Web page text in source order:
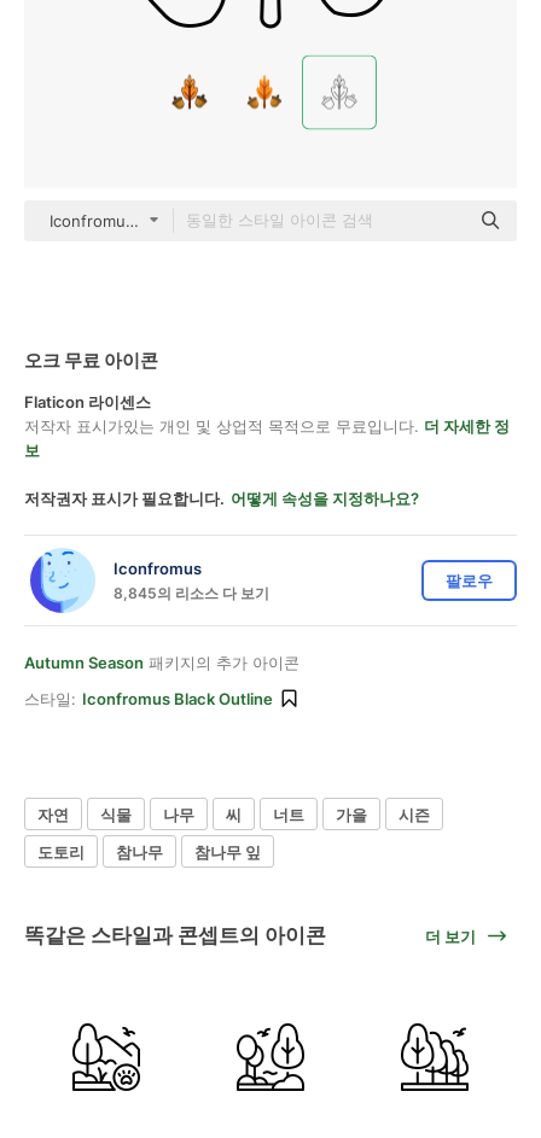
Iconfromus black outline
오크 무료 아이콘
Flaticon 라이센스
저작자 표시가있는 개인 및 상업적 목적으로 무료입니다. 더 자세한 정
보
저작권자 표시가 필요합니다. 어떻게 속성을 지정하나요?
Iconfromus
8,845의 리소스 다 보기
팔로우
Autumn Season 패키지의 추가 아이콘
스타일: Iconfromus Black Outline
자연 식물 나무 씨 너트 가을
시즌
도토리
참나무 참나무 잎
똑같은 스타일과 콘셉트의 아이콘 더 보기